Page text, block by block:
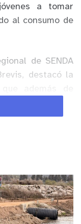
a tomar
al consumo de
de SENDA
destacó la
del servicio,
informativo y
que realiza
verano sea un